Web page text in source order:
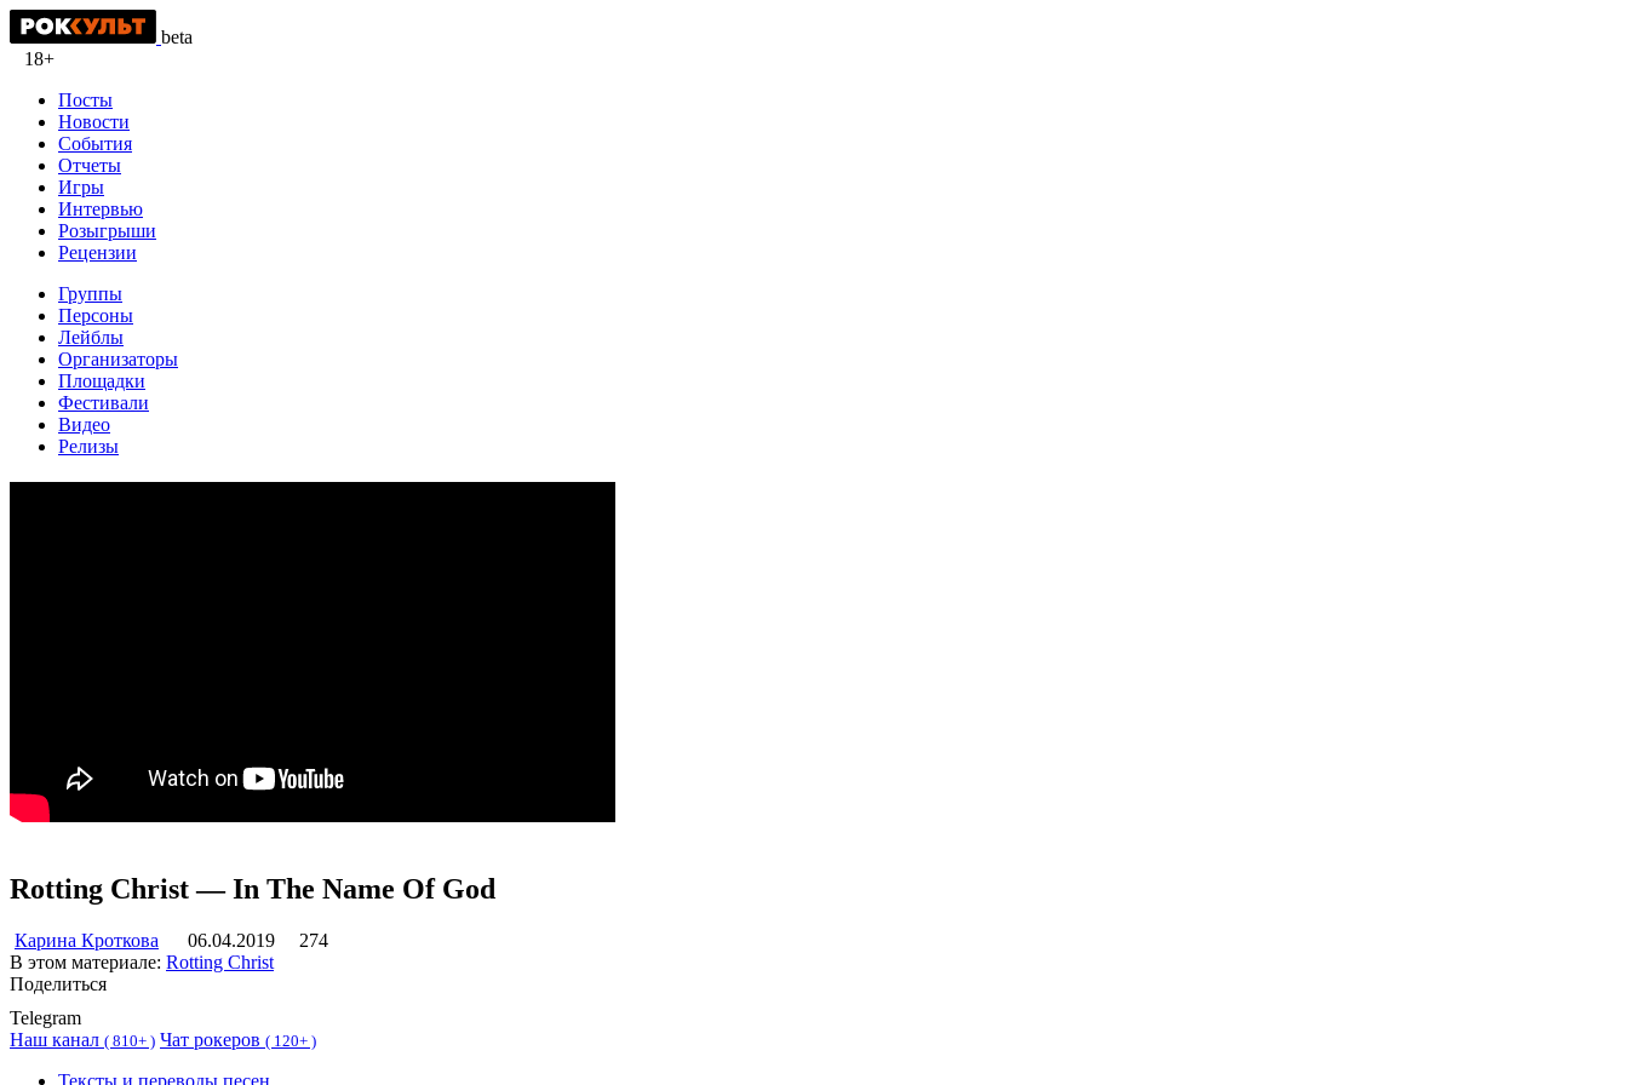
beta
18+
Посты
Новости
События
Отчеты
Игры
Интервью
Розыгрыши
Рецензии
Группы
Персоны
Лейблы
Организаторы
Площадки
Фестивали
Видео
Релизы
Rotting Christ — In The Name Of God
Карина Кроткова 06.04.2019
274
В этом материале: Rotting Christ
Поделиться
Telegram
Наш канал ( 810+ ) Чат рокеров ( 120+ )
Тексты и переводы песен